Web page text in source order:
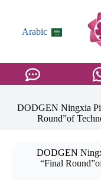
Arabic
DODGEN Ningxia
Round”of
DODGEN
“Final